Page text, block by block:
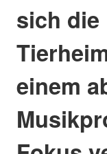
sich die
einem